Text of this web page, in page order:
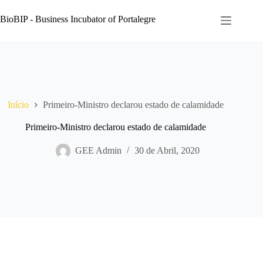
para
o
BioBIP - Business Incubator of Portalegre
Início Primeiro-Ministro declarou estado de calamidade
Primeiro-Ministro declarou estado de calamidade
GEE Admin 30 de Abril, 2020